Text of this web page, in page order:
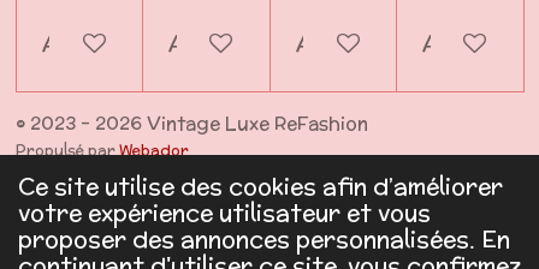
Ce site utilise des cookies afin d’améliorer
votre expérience utilisateur et vous
proposer des annonces personnalisées. En
Ajouter au panierAjouter au panierAjouter au panier
Ajouter
© 2023 - 2026 Vintage Luxe ReFashion
Propulsé parWebador